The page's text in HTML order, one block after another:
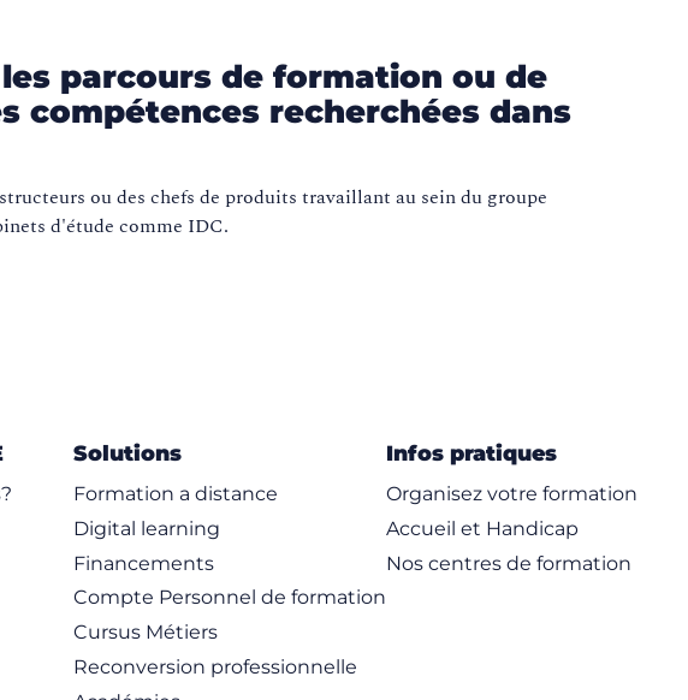
parcours de formation ou de
compétences recherchées dans
ou des chefs de produits travaillant au sein du groupe
d'étude comme IDC.
Solutions
Formation a distance
Digital learning
Financements
Compte Personnel de formation
Cursus Métiers
Reconversion professionnelle
Infos pratiques
Organisez votre formation
Accueil et Handicap
Nos centres de formation